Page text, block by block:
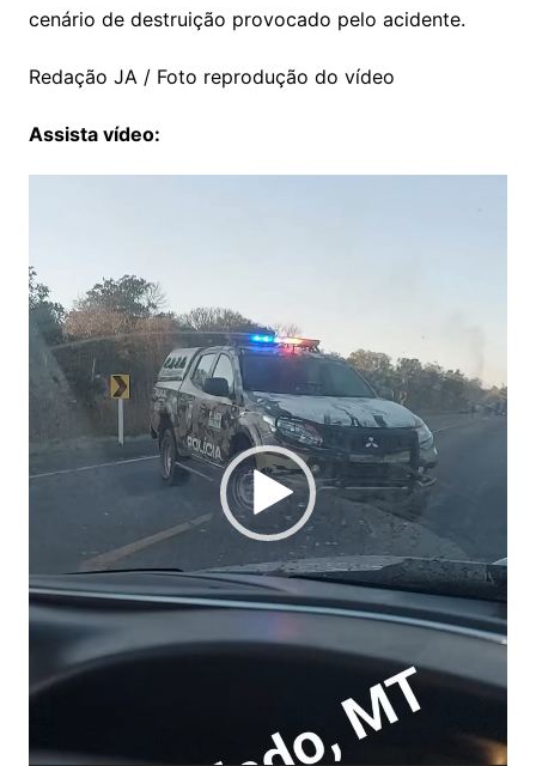
cenário de destruição provocado pelo acidente.
Redação JA / Foto reprodução do vídeo
Assista vídeo: